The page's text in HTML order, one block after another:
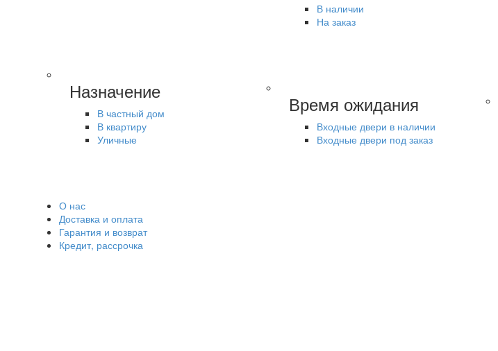
В наличии
На заказ
Назначение
В частный дом
В квартиру
Уличные
Время ожидания
Входные двери в наличии
Входные двери под заказ
О нас
Доставка и оплата
Гарантия и возврат
Кредит, рассрочка